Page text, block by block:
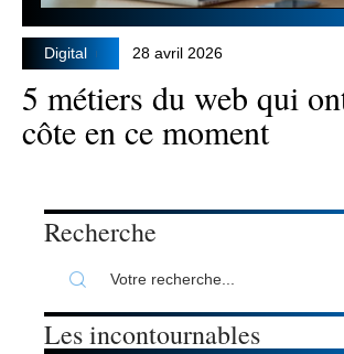
Digital 28 avril 2026
5 métiers du web qui
côte en ce moment
Recherche
Les incontournables